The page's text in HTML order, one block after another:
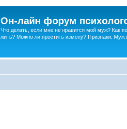
Он-лайн форум
Что делать, если мне не нравится мой муж? Как
жить? Можно ли простить измену? Признаки. Муж